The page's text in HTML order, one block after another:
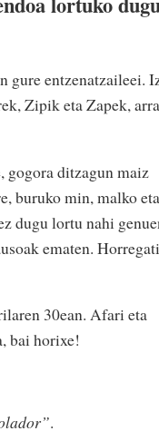
gure entzenatzaileei.
Zipik eta Zapek,
gogora ditzagun maiz
buruko min, malko eta
dugu lortu nahi
ematen.
30ean. Afari eta
bai horixe!
.